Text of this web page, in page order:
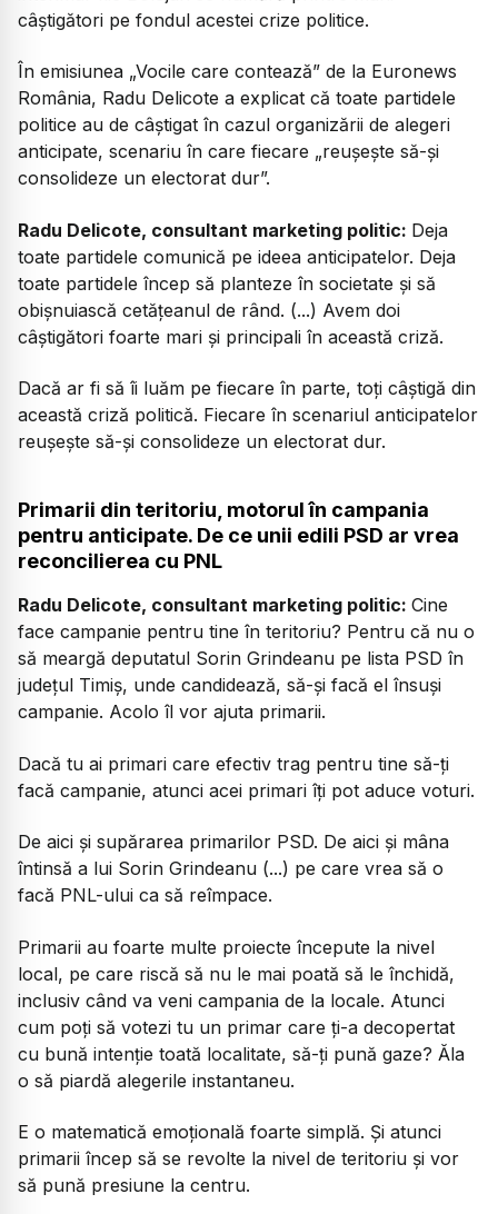
câștigători pe fondul acestei crize politice.
În emisiunea „Vocile care contează” de la Euronews
România, Radu Delicote a explicat că toate partidele
politice au de câștigat în cazul organizării de alegeri
anticipate, scenariu în care fiecare „reușește să-și
consolideze un electorat dur”.
Radu Delicote, consultant marketing politic: Deja
toate partidele comunică pe ideea anticipatelor. Deja
toate partidele încep să planteze în societate și să
obișnuiască cetățeanul de rând. (...) Avem doi
câștigători foarte mari și principali în această criză.
Dacă ar fi să îi luăm pe fiecare în parte, toți câștigă din
această criză politică. Fiecare în scenariul anticipatelor
reușește să-și consolideze un electorat dur.
Primarii din teritoriu, motorul în campania
pentru anticipate. De ce unii edili PSD ar vrea
reconcilierea cu PNL
Radu Delicote, consultant marketing politic: Cine
face campanie pentru tine în teritoriu? Pentru că nu o
să meargă deputatul Sorin Grindeanu pe lista PSD în
județul Timiș, unde candidează, să-și facă el însuși
campanie. Acolo îl vor ajuta primarii.
Dacă tu ai primari care efectiv trag pentru tine să-ți
facă campanie, atunci acei primari îți pot aduce voturi.
De aici și supărarea primarilor PSD. De aici și mâna
întinsă a lui Sorin Grindeanu (...) pe care vrea să o
facă PNL-ului ca să reîmpace.
Primarii au foarte multe proiecte începute la nivel
local, pe care riscă să nu le mai poată să le închidă,
inclusiv când va veni campania de la locale. Atunci
cum poți să votezi tu un primar care ți-a decopertat
cu bună intenție toată localitate, să-ți pună gaze? Ăla
o să piardă alegerile instantaneu.
E o matematică emoțională foarte simplă. Și atunci
primarii încep să se revolte la nivel de teritoriu și vor
să pună presiune la centru.